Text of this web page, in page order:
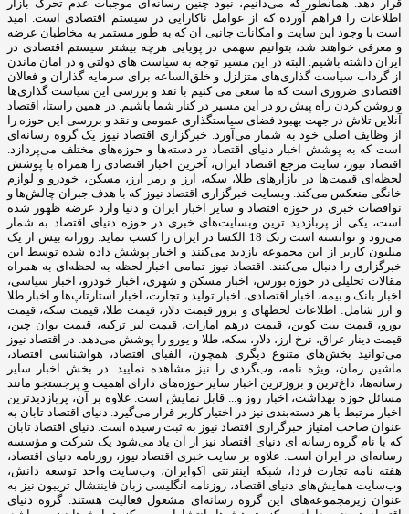
قرار دهد. همانطور که می‌دانیم، نبود چنین رسانه‌ای موجبات عدم تحرک بازار
اطلاعات را فراهم آورده که از عوامل ناکارایی در سیستم اقتصادی است. امید
است با وجود این سایت و امکانات جانبی آن که به طور مستمر به مخاطبان عرضه
و معرفی خواهند شد، بتوانیم سهمی در پویایی هرچه بیشتر سیستم اقتصادی در
ایران داشته باشیم. البته در این مسیر توجه به سیاست های دولتی و در امان ماندن
از گرداب سیاست گذاری‌های متزلزل و خلق‌الساعه برای سرمایه گذاران و فعالان
اقتصادی ضروری است که ما سعی می کنیم با نقد و بررسی این سیاست گذاری‌ها
و روشن کردن راه پیش رو در این مسیر در کنار شما باشیم. در همین راستا، اقتصاد
آنلاین تلاش در جهت بهبود فضای سیاستگذاری عمومی و نقد و بررسی این حوزه را
از وظایف اصلی خود به شمار می‌آورد. خبرگزاری اقتصاد نیوز یک گروه رسانه‌ای
است که به پوشش اخبار دنیای اقتصاد در دسته‌ها و حوزه‌های مختلف می‌پردازد.
اقتصاد نیوز، سایت مرجع اقتصاد ایران، آخرین اخبار اقتصادی را همراه با پوشش
لحظه‌ای قیمت‌ها در بازارهای طلا، سکه، ارز و رمز ارز، مسکن، خودرو و لوازم
خانگی منعکس می‌کند. وبسایت خبرگزاری اقتصاد نیوز که با هدف جبران چالش‌ها و
نواقصات خبری در حوزه اقتصاد و سایر اخبار ایران و دنیا وارد عرضه ظهور شده
است، یکی از پربازدید ترین وبسایت‌های خبری در حوزه دنیای اقتصاد به شمار
می‌رود و توانسته است رنک 18 الکسا در ایران را کسب نماید. روزانه بیش از یک
میلیون کاربر از این مجموعه بازدید می‌کنند و اخبار پوشش داده شده توسط این
خبرگزاری را دنبال می‌کنند. اقتصاد نیوز تمامی اخبار لحظه به لحظه‌ای به همراه
مقالات تحلیلی در حوزه بورس، اخبار مسکن و شهری، اخبار خودرو، اخبار سیاسی،
اخبار بانک و بیمه، اخبار اقتصادی، اخبار تولید و تجارت، اخبار استارتاپ‌ها و اخبار طلا
و ارز شامل: اطلاعات لحظهای و بروز قیمت دلار، قیمت طلا، قیمت سکه، قیمت
یورو، قیمت بیت کوین، قیمت درهم امارات، قیمت لیر ترکیه، قیمت یوان چین،
قیمت دینار عراق، نرخ ارز، دلار، سکه، طلا و یورو را پوشش می‌دهد. در اقتصاد نیوز
می‌توانید بخش‌های متنوع دیگری همچون، الفبای اقتصاد، هواشناسی اقتصاد،
ماشین زمان، ویژه نامه، وب‌گردی را نیز مشاهده نمایید. در بخش اخبار سایر
رسانه‌ها، داغ‌ترین و بروزترین اخبار سایر حوزه‌های دارای اهمیت و پرجستجو مانند
مسائل حوزه بهداشت، اخبار روز و... قابل نمایش است. علاوه بر آن، پربازدیدترین
اخبار مرتبط با هر دسته‌بندی نیز در اختیار کاربر قرار می‌گیرد. دنیای اقتصاد تابان به
عنوان صاحب امتیاز خبرگزاری اقتصاد نیوز به ثبت رسیده است. دنیای اقتصاد تابان
که با نام گروه رسانه ای دنیای اقتصاد نیز از آن یاد می‌شود یک شرکت و مؤسسه
رسانه‌ای در ایران است. علاوه بر سایت خبری اقتصاد نیوز، روزنامه دنیای اقتصاد،
هفته ‌نامه تجارت فردا، شبکه اینترنتی اکوایران، وب‌سایت واحد توسعه دانش،
وب‌سایت همایش‌های دنیای اقتصاد، روزنامه انگلیسی ‌زبان فایننشال تریبون نیز به
عنوان زیرمجموعه‌های این گروه رسانه‌ای مشغول فعالیت هستند. گروه دنیای